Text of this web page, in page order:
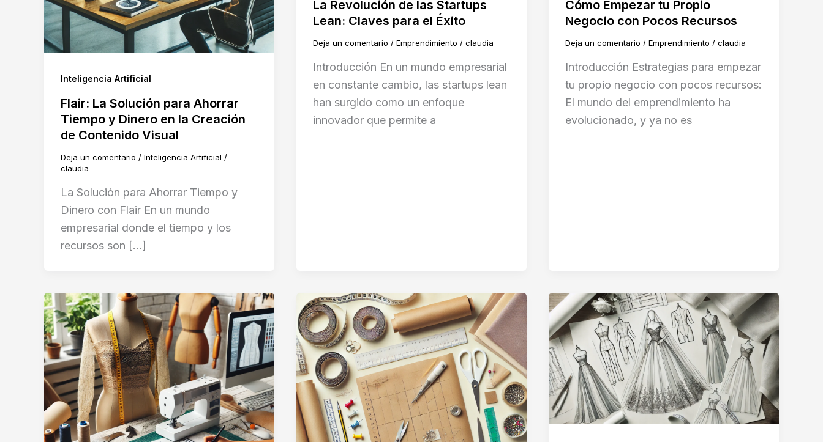
Inteligencia Artificial
Flair: La Solución para Ahorrar
Tiempo y Dinero en la Creación
de Contenido Visual
Deja un comentario / Inteligencia Artificial /
claudia
La Solución para Ahorrar Tiempo y
Dinero con Flair En un mundo
empresarial donde el tiempo y los
recursos son […]
La Revolución de las Startups
Lean: Claves para el Éxito
Deja un comentario / Emprendimiento / claudia
Introducción En un mundo empresarial
en constante cambio, las startups lean
han surgido como un enfoque
innovador que permite a
Cómo Empezar tu Propio
Negocio con Pocos Recursos
Deja un comentario / Emprendimiento / claudia
Introducción Estrategias para empezar
tu propio negocio con pocos recursos:
El mundo del emprendimiento ha
evolucionado, y ya no es